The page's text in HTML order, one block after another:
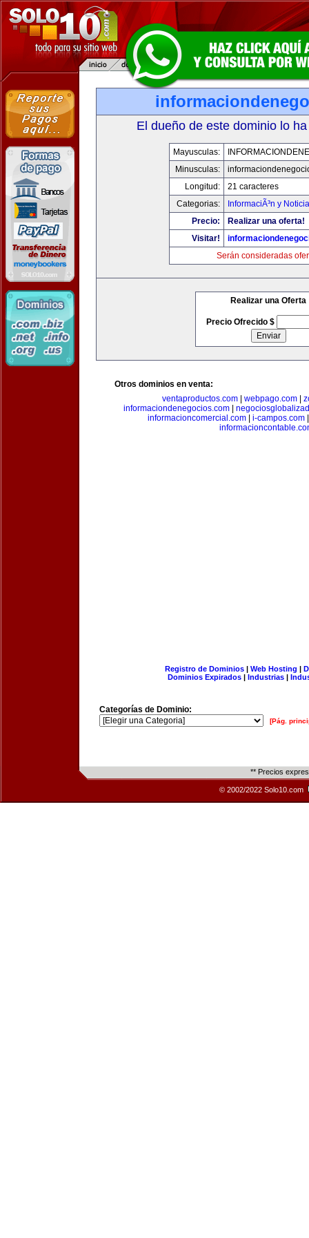
El dueño de este dominio lo
Mayusculas:
Minusculas:
Longitud:
21 caracteres
Categorias:
InformaciÃ³n y
Precio:
Realizar una oferta!
Visitar!
Serán consideradas
Realizar una Oferta
Precio Ofrecido $
Otros dominios en venta:
ventaproductos.com
webpago.com
informaciondenegocios.com|
informacioncomercial.com| i-campos.com
Registro de Dominios| Web Hosting |
Dominios Expirados | Industrias |
Categorías de Dominio:
[Pág.
** Precios
© 2002/2022 Solo10.com